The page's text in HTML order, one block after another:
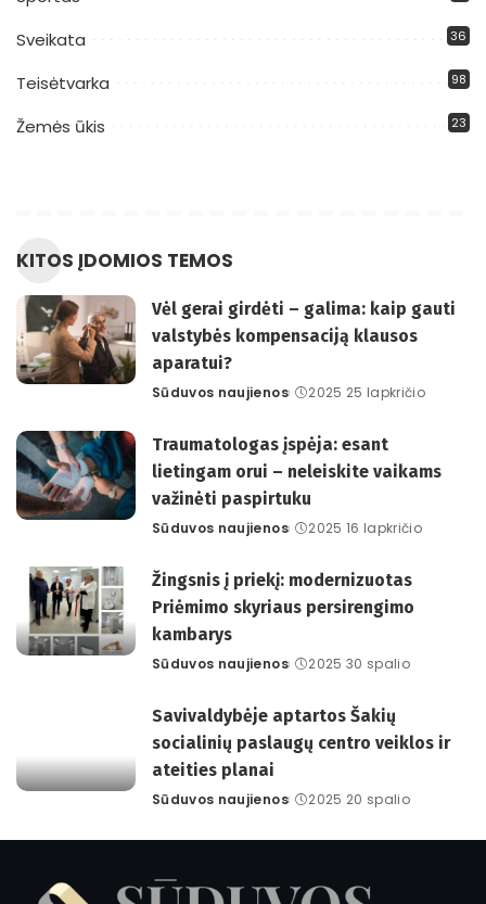
Sveikata 36
Teisėtvarka 98
Žemės ūkis 23
KITOS ĮDOMIOS TEMOS
Vėl gerai girdėti – galima: kaip gauti
valstybės kompensaciją klausos
aparatui?
Posted
Sūduvos naujienos 2025 25 lapkričio
Traumatologas įspėja: esant
lietingam orui – neleiskite vaikams
važinėti paspirtuku
Posted
Sūduvos naujienos 2025 16 lapkričio
Žingsnis į priekį: modernizuotas
Priėmimo skyriaus persirengimo
kambarys
Posted
Sūduvos naujienos 2025 30 spalio
Savivaldybėje aptartos Šakių
socialinių paslaugų centro veiklos ir
ateities planai
Posted
Sūduvos naujienos 2025 20 spalio